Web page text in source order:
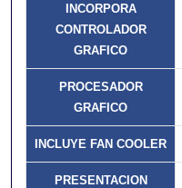
INCORPORA
CONTROLADOR
GRAFICO
PROCESADOR
GRAFICO
INCLUYE FAN COOLER
PRESENTACION